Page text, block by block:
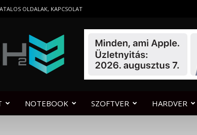
OLDALAK, KAPCSOLAT
NOTEBOOK SZOFTVER HARDVER